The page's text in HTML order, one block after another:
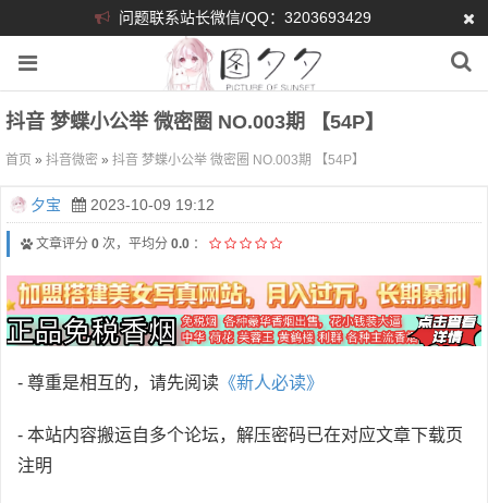
问题联系站长微信/QQ：3203693429
抖音 梦蝶小公举 微密圈 NO.003期 【54P】
首页 » 抖音微密 » 抖音 梦蝶小公举 微密圈 NO.003期 【54P】
夕宝 2023-10-09 19:12
文章评分 0 次，平均分 0.0 ：
- 尊重是相互的，请先阅读 《新人必读》
- 本站内容搬运自多个论坛，解压密码已在对应文章下载页
注明